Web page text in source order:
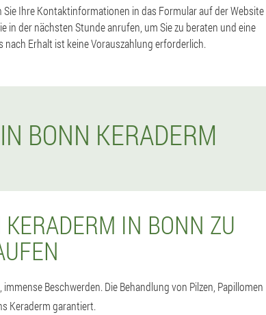
Ihre Kontaktinformationen in das Formular auf der Website
in der nächsten Stunde anrufen, um Sie zu beraten und eine
nach Erhalt ist keine Vorauszahlung erforderlich.
BONN KERADERM
IN BONN ZU
Beschwerden. Die Behandlung von Pilzen, Papillomen
Keraderm garantiert.